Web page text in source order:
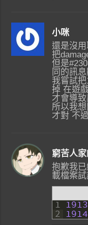
小咪
還是沒
把
但是
同的訊
我嘗試
掉 在遊
才會導
所以我
才對 不
窮苦人
抱歉我
載檔案
1
2
1913
1914